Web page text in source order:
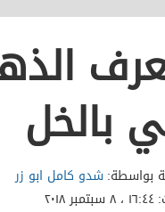
بالخل
بواسطة:شدو كامل ابو زر
١٦:٤٤ ، ٨ سبتمبر ٢٠١٨